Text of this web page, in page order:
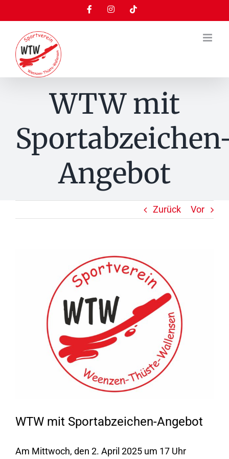
Inhalt
springen
FacebookInstagramTiktok
WTW mit
Angebot
Zurück Vor
WTW mit Sportabzeichen-Angebot
Am Mittwoch, den 2. April 2025 um 17 Uhr